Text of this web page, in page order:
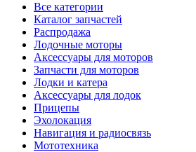
Все категории
Каталог запчастей
Распродажа
Лодочные моторы
Аксессуары для моторов
Запчасти для моторов
Лодки и катера
Аксессуары для лодок
Прицепы
Эхолокация
Навигация и радиосвязь
Мототехника